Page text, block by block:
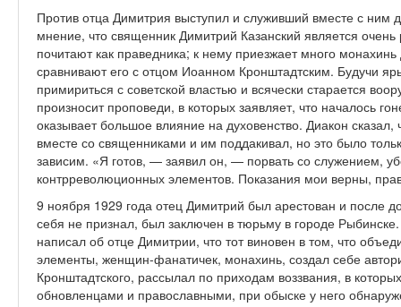
Против отца Димитрия выступил и служивший вместе с ним
мнение, что священник Димитрий Казанский является
почитают как праведника; к нему приезжает много
сравнивают его с отцом Иоанном Кронштадтским. Будучи
примириться с советской властью и всячески старается
произносит проповеди, в которых заявляет, что началось
оказывает большое влияние на духовенство. Диакон сказал,
вместе со священниками и им поддакивал, но это было
зависим. «Я готов, — заявил он, — порвать со служением,
контрреволюционных элементов. Показания мои верны,
9 ноября 1929 года отец Димитрий был арестован и после
себя не признал, был заключен в тюрьму в городе
написал об отце Димитрии, что тот виновен в том, что
элементы, женщин-фанатичек, монахинь, создал себе
Кронштадтского, рассылал по приходам воззвания, в
обновленцами и православными, при обыске у него